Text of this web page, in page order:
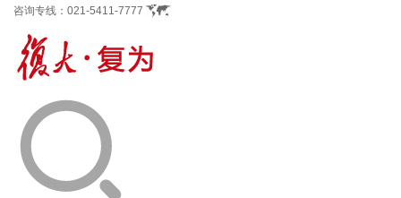
咨询专线： 021-5411-7777